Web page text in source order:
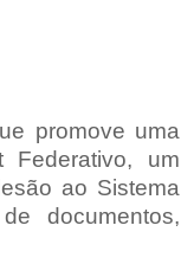
promove uma
Federativo, um
ao Sistema
documentos,